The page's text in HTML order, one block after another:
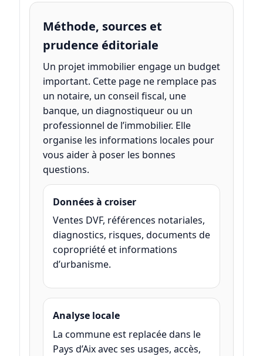
Méthode, sources et
prudence éditoriale
Un projet immobilier engage un budget
important. Cette page ne remplace pas
un notaire, un conseil fiscal, une
banque, un diagnostiqueur ou un
professionnel de l’immobilier. Elle
organise les informations locales pour
vous aider à poser les bonnes
questions.
Données à croiser
Ventes DVF, références notariales,
diagnostics, risques, documents de
copropriété et informations
d’urbanisme.
Analyse locale
La commune est replacée dans le
Pays d’Aix avec ses usages, accès,